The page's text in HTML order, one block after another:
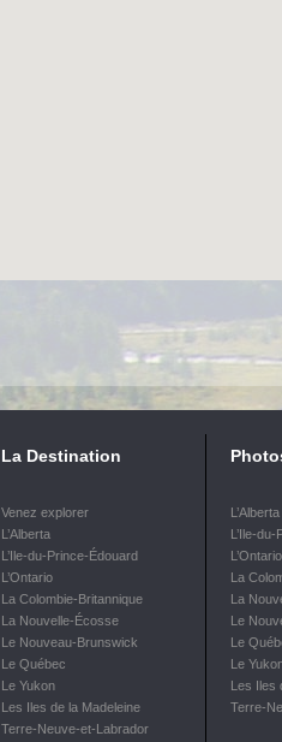
La Destination
Venez explorer
L’Alberta
L’Ile-du-Prince-Édouard
L’Ontario
La Colombie-Britannique
La Nouvelle-Écosse
Le Nouveau-Brunswick
Le Québec
Le Yukon
Les Iles de la Madeleine
Terre-Neuve-et-Labrador
L’Alberta
L’Ile-
L’Ontario
La
La
Le
Le
Le
Les Iles
Terre-